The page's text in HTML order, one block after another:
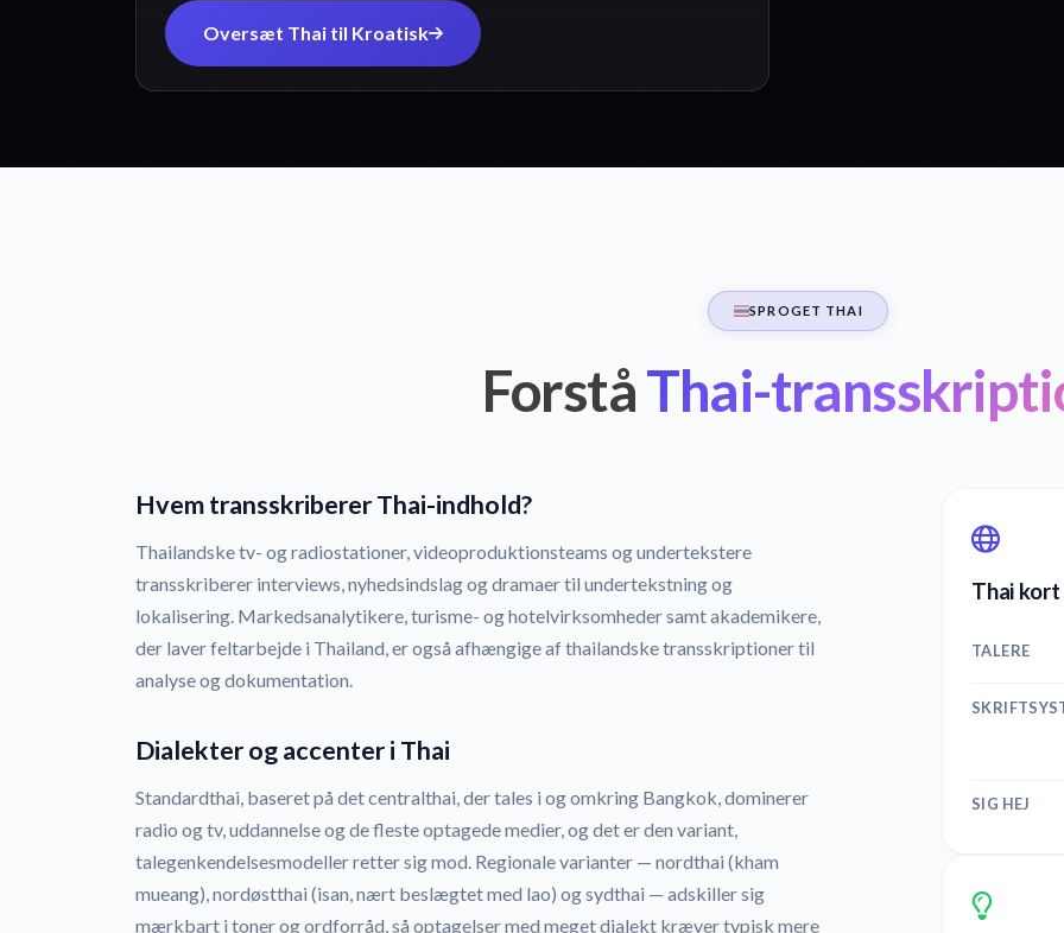
Oversæt Thai til Kroatisk
SPROGET THAI
ForståThai-
Hvem transskriberer Thai-indhold?
Thailandske tv- og radiostationer, videoproduktionsteams og undertekstere
transskriberer interviews, nyhedsindslag og dramaer til undertekstning og
lokalisering. Markedsanalytikere, turisme- og hotelvirksomheder samt akademikere,
der laver feltarbejde i Thailand, er også afhængige af thailandske transskriptioner til
analyse og dokumentation.
Dialekter og accenter i Thai
Standardthai, baseret på det centralthai, der tales i og omkring Bangkok, dominerer
radio og tv, uddannelse og de fleste optagede medier, og det er den variant,
talegenkendelsesmodeller retter sig mod. Regionale varianter — nordthai (kham
mueang), nordøstthai (isan, nært beslægtet med lao) og sydthai — adskiller sig
mærkbart i toner og ordforråd, så optagelser med meget dialekt kræver typisk mere
Thai
TALERE
SIG HEJ